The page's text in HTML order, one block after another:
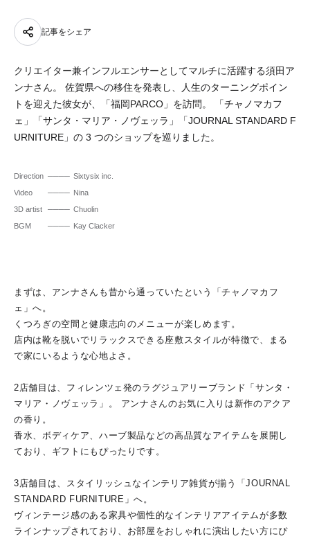
記事をシェア
クリエイター兼インフルエンサーとしてマルチに活躍する須田ア
ンナさん。 佐賀県への移住を発表し、人生のターニングポイン
トを迎えた彼女が、「福岡PARCO」を訪問。 「チャノマカフ
ェ」「サンタ・マリア・ノヴェッラ」「JOURNAL STANDARD F
URNITURE」の 3 つのショップを巡りました。
Direction
Sixtysix inc.
Video
Nina
3D artist
Chuolin
BGM
Kay Clacker
まずは、アンナさんも昔から通っていたという「チャノマカフ
ェ」へ。
くつろぎの空間と健康志向のメニューが楽しめます。
店内は靴を脱いでリラックスできる座敷スタイルが特徴で、まる
で家にいるような心地よさ。
2店舗目は、フィレンツェ発のラグジュアリーブランド「サンタ・
マリア・ノヴェッラ」。 アンナさんのお気に入りは新作のアクア
の香り。
香水、ボディケア、ハーブ製品などの高品質なアイテムを展開し
ており、ギフトにもぴったりです。
3店舗目は、スタイリッシュなインテリア雑貨が揃う「JOURNAL
STANDARD FURNITURE」へ。
ヴィンテージ感のある家具や個性的なインテリアアイテムが多数
ラインナップされており、お部屋をおしゃれに演出したい方にぴ